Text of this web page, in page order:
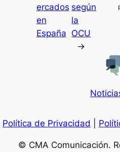
ercados
en
España
según
la
OCU
→
Política de Privacidad
© CMA Comunicación.